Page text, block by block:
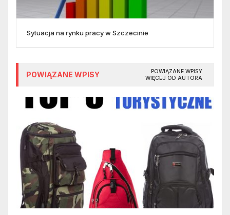
Sytuacja na rynku pracy w Szczecinie
POWIĄZANE WPISY
POWIĄZANE WPISY
WIĘCEJ OD AUTORA